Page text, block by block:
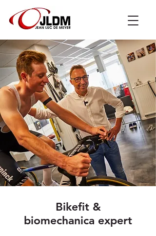
Bikefit &
biomechanica expert